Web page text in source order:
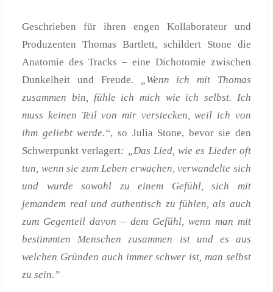
Geschrieben für ihren engen Kollaborateur und
Produzenten Thomas Bartlett, schildert Stone die
Anatomie des Tracks – eine Dichotomie zwischen
Dunkelheit und Freude. „Wenn ich mit Thomas
zusammen bin, fühle ich mich wie ich selbst. Ich
muss keinen Teil von mir verstecken, weil ich von
ihm geliebt werde.“, so Julia Stone, bevor sie den
Schwerpunkt verlagert: „Das Lied, wie es Lieder oft
tun, wenn sie zum Leben erwachen, verwandelte sich
und wurde sowohl zu einem Gefühl, sich mit
jemandem real und authentisch zu fühlen, als auch
zum Gegenteil davon – dem Gefühl, wenn man mit
bestimmten Menschen zusammen ist und es aus
welchen Gründen auch immer schwer ist, man selbst
zu sein.”